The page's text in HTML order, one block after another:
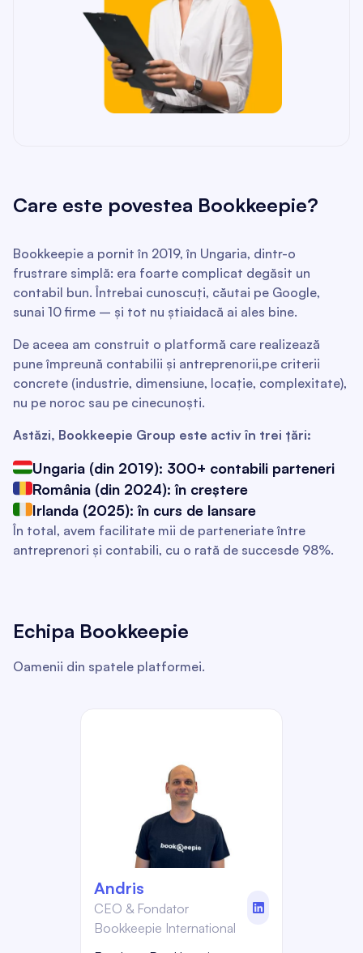
Care este povestea Bookkeepie?
Bookkeepie a pornit în 2019, în Ungaria, dintr-o
frustrare simplă: era foarte complicat degăsit un
contabil bun. Întrebai cunoscuți, căutai pe Google,
sunai 10 firme – și tot nu știaidacă ai ales bine.
De aceea am construit o platformă care realizează
pune împreună contabilii și antreprenorii,pe criterii
concrete (industrie, dimensiune, locație, complexitate),
nu pe noroc sau pe cinecunoști.
Astăzi, Bookkeepie Group este activ în trei țări:
Ungaria (din 2019): 300+ contabili parteneri
România (din 2024): în creștere
Irlanda (2025): în curs de lansare
În total, avem facilitate mii de parteneriate între
antreprenori și contabili, cu o rată de succesde 98%.
Echipa Bookkeepie
Oamenii din spatele platformei.
Andris
CEO & Fondator
Bookkeepie International
linkedin